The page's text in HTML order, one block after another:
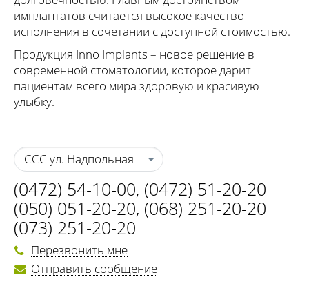
имплантатов считается высокое качество
исполнения в сочетании с доступной стоимостью.
Продукция Inno Implants – новое решение в
современной стоматологии, которое дарит
пациентам всего мира здоровую и красивую
улыбку.
ССС ул. Надпольная
(0472) 54-10-00, (0472) 51-20-20
(050) 051-20-20, (068) 251-20-20
(073) 251-20-20
Перезвонить мне
Отправить сообщение